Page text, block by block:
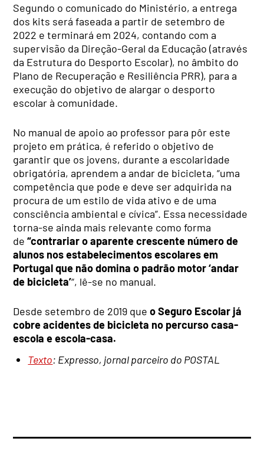
Segundo o comunicado do Ministério, a entrega
dos kits será faseada a partir de setembro de
2022 e terminará em 2024, contando com a
supervisão da Direção-Geral da Educação (através
da Estrutura do Desporto Escolar), no âmbito do
Plano de Recuperação e Resiliência PRR), para a
execução do objetivo de alargar o desporto
escolar à comunidade.
No manual de apoio ao professor para pôr este
projeto em prática, é referido o objetivo de
garantir que os jovens, durante a escolaridade
obrigatória, aprendem a andar de bicicleta, “uma
competência que pode e deve ser adquirida na
procura de um estilo de vida ativo e de uma
consciência ambiental e cívica”. Essa necessidade
torna-se ainda mais relevante como forma
de“contrariar o aparente crescente número de
alunos nos estabelecimentos escolares em
Portugal que não domina o padrão motor ‘andar
de bicicleta’“, lê-se no manual.
Desde setembro de 2019 queo Seguro Escolar já
cobre acidentes de bicicleta no percurso casa-
escola e escola-casa.
Texto: Expresso, jornal parceiro do POSTAL